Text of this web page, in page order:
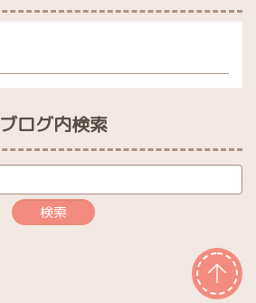
ブログ内検索